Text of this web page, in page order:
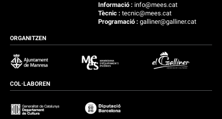
Informació : info@mees.cat
Tècnic :tecnic@mees.cat
Programació :galliner@galliner.cat
ORGANITZEN
COL·LABOREN